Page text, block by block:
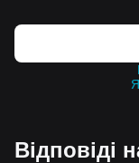
Відповіді